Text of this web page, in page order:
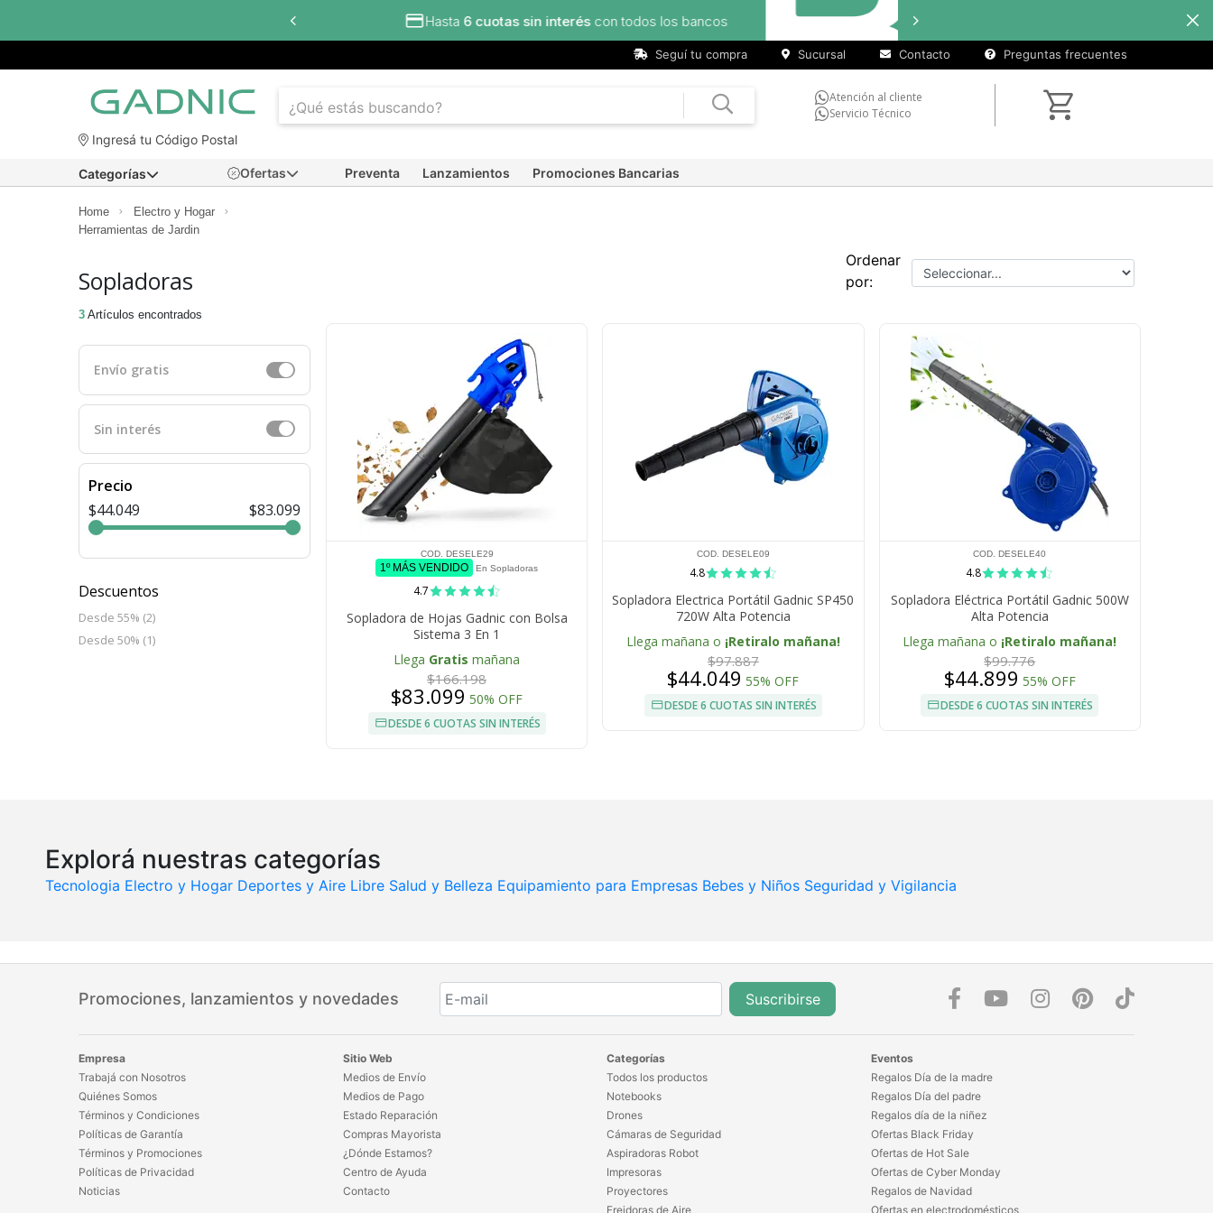
6 cuotas sin interés con todos los bancos
Seguí tu compra Sucursal Contacto Preguntas frecuentes
Atención al cliente
Servicio Técnico
Ingresá tu Código Postal
Ofertas Preventa Lanzamientos Promociones Bancarias
Categorías
Home
Electro y Hogar
Herramientas de Jardin
Sopladoras
3 Artículos encontrados
Envío gratis
Sin interés
Precio
$44.049
$83.099
Descuentos
Desde 55% (2)
Desde 50% (1)
Ordenar
por:
COD. DESELE29
1º MÁS VENDIDO En Sopladoras
4.7
Sopladora de Hojas Gadnic con Bolsa
Sistema 3 En 1
Llega Gratis mañana
$166.198
$83.099 50% OFF
DESDE 6 CUOTAS SIN INTERÉS
COD. DESELE09
4.8
Sopladora Electrica Portátil Gadnic SP450
720W Alta Potencia
Llega mañana o ¡Retiralo mañana!
$97.887
$44.049 55% OFF
DESDE 6 CUOTAS SIN INTERÉS
COD. DESELE40
4.8
Sopladora Eléctrica Portátil Gadnic 500W
Alta Potencia
Llega mañana o ¡Retiralo mañana!
$99.776
$44.899 55% OFF
DESDE 6 CUOTAS SIN INTERÉS
Explorá nuestras categorías
Tecnologia Electro y Hogar Deportes y Aire Libre Salud y Belleza Equipamiento para Empresas Bebes y Niños Seguridad y Vigilancia
Promociones, lanzamientos y novedades Suscribirse
Empresa
Trabajá con Nosotros
Quiénes Somos
Términos y Condiciones
Políticas de Garantía
Términos y Promociones
Políticas de Privacidad
Noticias
Sitio Web
Medios de Envío
Medios de Pago
Estado Reparación
Compras Mayorista
¿Dónde Estamos?
Centro de Ayuda
Contacto
Categorías
Todos los productos
Notebooks
Drones
Cámaras de Seguridad
Aspiradoras Robot
Impresoras
Proyectores
Freidoras de Aire
Eventos
Regalos Día de la madre
Regalos Día del padre
Regalos día de la niñez
Ofertas Black Friday
Ofertas de Hot Sale
Ofertas de Cyber Monday
Regalos de Navidad
Ofertas en electrodomésticos